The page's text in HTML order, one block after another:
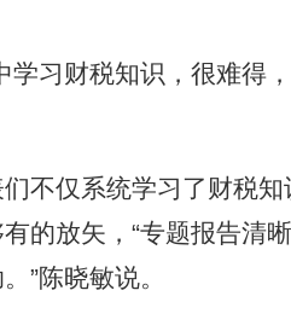
习财税知识，很难得
不仅系统学习了财税知
的放矢，“专题报告清
”陈晓敏说。